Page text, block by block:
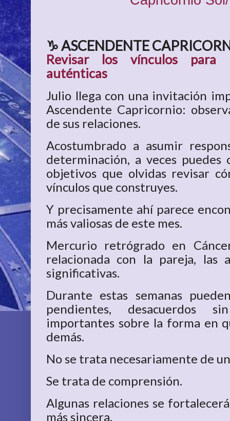
♑ ASCENDENTE
Revisar los vínculos para
auténticas
Julio llega con una invitación
Ascendente Capricornio:
de sus relaciones.
Acostumbrado a asumir
determinación, a veces
objetivos que olvidas revisar
vínculos que construyes.
Y precisamente ahí parece
más valiosas de este mes.
Mercurio retrógrado en
relacionada con la pareja, las
significativas.
Durante estas semanas
pendientes, desacuerdos
importantes sobre la forma en
demás.
No se trata necesariamente de
Se trata de comprensión.
Algunas relaciones se
más sincera.